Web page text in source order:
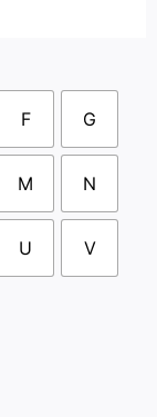
F G
M N
U V